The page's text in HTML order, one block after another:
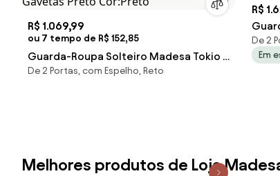
R$ 1.069,99
ou 7 tempo de R$ 152,85
Guarda-Roupa Solteiro Madesa Tokio 2
Portas de Correr com Espelho 2
De 2 Portas, com Espelho, Reto
R$
De 2
Em
Melhores produtos de Loja